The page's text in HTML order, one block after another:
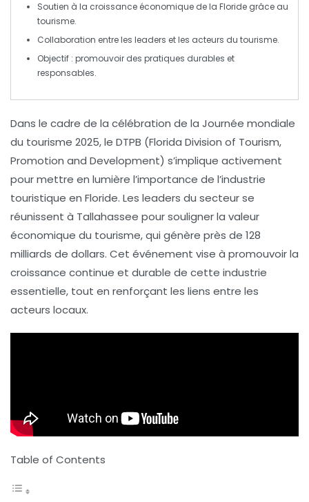
Soutien à la croissance économique de la Floride grâce au
tourisme.
Collaboration entre les leaders et les acteurs du tourisme.
Objectif : promouvoir des pratiques durables et
responsables.
Dans le cadre de la célébration de la Journée mondiale
du tourisme 2025, le DTPB (Florida Division of Tourism,
Promotion and Development) s’implique activement
pour mettre en lumière l’importance de l’industrie
touristique en Floride. Les leaders du secteur se
réunissent à Tallahassee pour souligner la valeur
économique du tourisme, qui génère près de 128
milliards de dollars. Cet événement vise à promouvoir la
croissance continue et durable de cette industrie
essentielle, tout en renforçant les liens entre les
acteurs locaux.
Table of Contents